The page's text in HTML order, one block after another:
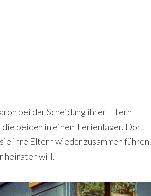
bei der Scheidung ihrer Eltern
beiden in einem Ferienlager. Dort
ihre Eltern wieder zusammen führen.
heiraten will.